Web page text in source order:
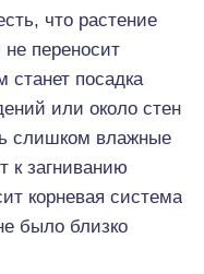
что растение
переносит
станет посадка
или около стен
слишком влажные
к загниванию
корневая система
было близко